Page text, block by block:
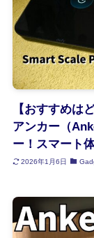
【おすすめは
アンカー（
ー！スマート
2026年1月6日